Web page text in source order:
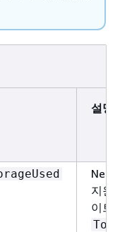
설명
지원
이트